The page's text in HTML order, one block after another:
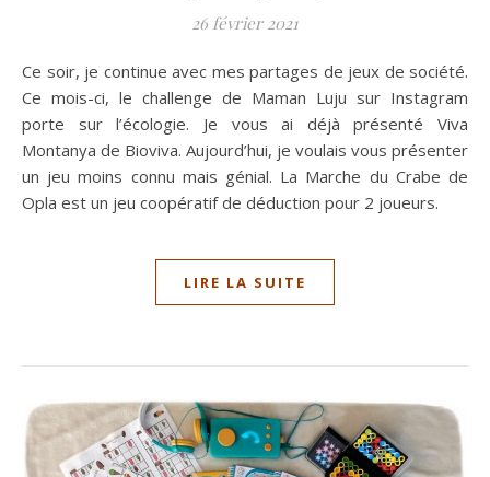
26 février 2021
Ce soir, je continue avec mes partages de jeux de société.
Ce mois-ci, le challenge de Maman Luju sur Instagram
porte sur l’écologie. Je vous ai déjà présenté Viva
Montanya de Bioviva. Aujourd’hui, je voulais vous présenter
un jeu moins connu mais génial. La Marche du Crabe de
Opla est un jeu coopératif de déduction pour 2 joueurs.
LIRE LA SUITE